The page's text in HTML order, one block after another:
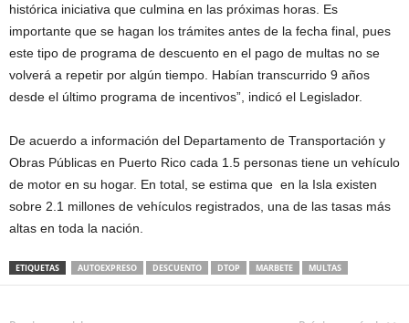
histórica iniciativa que culmina en las próximas horas. Es
importante que se hagan los trámites antes de la fecha final, pues
este tipo de programa de descuento en el pago de multas no se
volverá a repetir por algún tiempo. Habían transcurrido 9 años
desde el último programa de incentivos”, indicó el Legislador.
De acuerdo a información del Departamento de Transportación y
Obras Públicas en Puerto Rico cada 1.5 personas tiene un vehículo
de motor en su hogar. En total, se estima que en la Isla existen
sobre 2.1 millones de vehículos registrados, una de las tasas más
altas en toda la nación.
ETIQUETAS AUTOEXPRESO DESCUENTO DTOP MARBETE MULTAS